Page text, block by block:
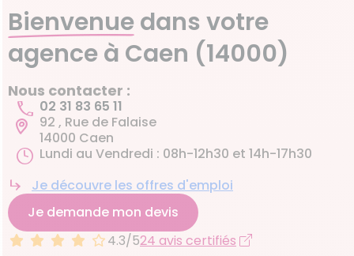
Bienvenuedans votre
agence à Caen (14000)
Nous contacter :
02 31 83 65 11
92 , Rue de Falaise
14000 Caen
Lundi au Vendredi : 08h-12h30 et 14h-17h30
Je découvre les offres d'emploi
Je demande mon devis
4.3/524 avis certifiés